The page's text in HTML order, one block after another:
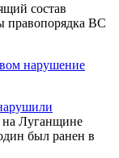
состав
правопорядка ВС
нарушение
на Луганщине
был ранен в